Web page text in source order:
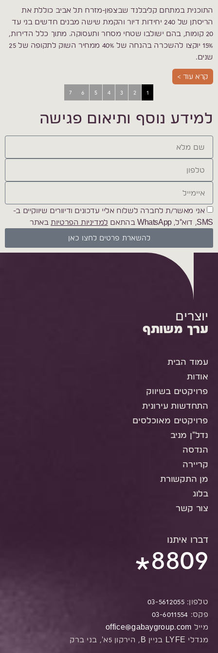
התוכנית במתחם קליבלנד שבצפון-מזרח תל אביב כוללת את
הריסתן של 240 יחידות דיור והקמת שישה מבנים חדשים בני עד
20 קומות, בהם ישולבו שטחי מסחר ותעסוקה. מתוך כלל הדירות,
15% יוקצו להשכרה בהנחה של 40% ממחיר השוק לתקופה של 25
שנים.
קרא עוד >
1
2
3
4
5
6
7
למידע נוסף ותיאום פגישה
אני מאשר/ת לחברה לשלוח אליי עדכונים ודיוורים שיווקיים ב-
SMS, דוא"ל, WhatsApp בהתאם
למדיניות הפרטיותבאתר
להשארת פרטים לחצו כאן
יוצרים
ערך משותף
עמוד הבית
אודות
פרויקטים בשיווק
התחדשות עירונית
פרויקטים מאוכלסים
נדל"ן מניב
הנדסה
קריירה
מן התקשורת
בלוג
צור קשר
דברו איתנו
8809
*
טלפון:03-5612055
פקס: 03-6011554
מייל office@gabaygroup.com
מגדלי LYFE בניין B, הירקון 5א', בני ברק